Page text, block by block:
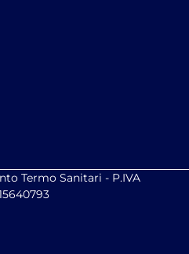
Termo Sanitari - P.IVA